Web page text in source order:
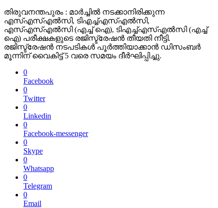
തിരുവനന്തപുരം : മാർച്ചിൽ നടക്കാനിരിക്കുന്ന
എസ്എസ്എൽസി, ടിഎച്ച്എസ്എൽസി,
എസ്എസ്എൽസി (എച്ച് ഐ), ടിഎച്ച്എസ്എൽസി (എച്ച്
ഐ) പരീക്ഷകളുടെ രജിസ്ട്രേഷൻ തീയതി നീട്ടി.
രജിസ്ട്രേഷൻ നടപടികൾ പൂർത്തിയാക്കാൻ ഡിസംബർ
മൂന്നിന് വൈകിട്ട് 5 വരെ സമയം ദീർഘിപ്പിച്ചു.
0
Facebook
0
Twitter
0
Linkedin
0
Facebook-messenger
0
Skype
0
Whatsapp
0
Telegram
0
Email